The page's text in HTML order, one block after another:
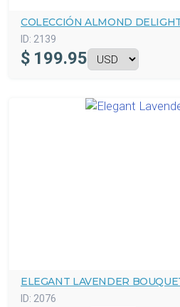
COLECCIÓN ALMOND
ID: 2139
$ 199.95
ELEGANT LAVENDER
ID: 2076